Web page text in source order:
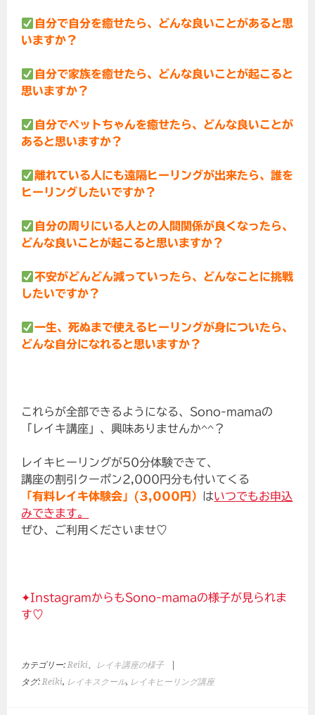
自分で自分を癒せたら、どんな良いことがあると思
いますか？
自分で家族を癒せたら、どんな良いことが起こると
思いますか？
自分でペットちゃんを癒せたら、どんな良いことが
あると思いますか？
離れている人にも遠隔ヒーリングが出来たら、誰を
ヒーリングしたいですか？
自分の周りにいる人との人間関係が良くなったら、
どんな良いことが起こると思いますか？
不安がどんどん減っていったら、どんなことに挑戦
したいですか？
一生、死ぬまで使えるヒーリングが身についたら、
どんな自分になれると思いますか？
これらが全部できるようになる、Sono-mamaの
「レイキ講座」、興味ありませんか^^？
レイキヒーリングが50分体験できて、
講座の割引クーポン2,000円分も付いてくる
「有料レイキ体験会」(3,000円） はいつでもお申込
みできます。
ぜひ、ご利用くださいませ♡
✦InstagramからもSono-mamaの様子が見られま
す♡
カテゴリー:Reiki、 レイキ講座の様子
タグ:Reiki, レイキスクール, レイキヒーリング講座